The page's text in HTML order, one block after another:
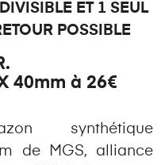
ET 1 SEUL
POSSIBLE
40mm à 26€
synthétique
de MGS, alliance